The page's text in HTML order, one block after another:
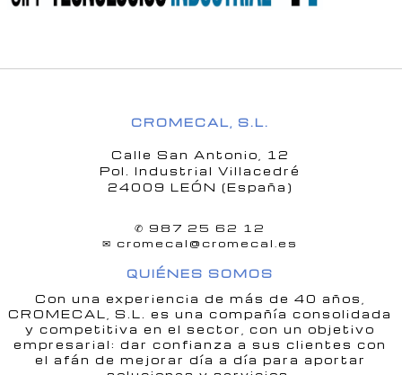
CROMECAL, S.L.
Calle San Antonio, 12
Pol. Industrial Villacedré
24009 LEÓN (España)
✆ 987 25 62 12
✉ cromecal@cromecal.es
QUIÉNES SOMOS
Con una experiencia de más de 40 años,
CROMECAL, S.L. es una compañía consolidada
y competitiva en el sector, con un objetivo
empresarial: dar confianza a sus clientes con
el afán de mejorar día a día para aportar